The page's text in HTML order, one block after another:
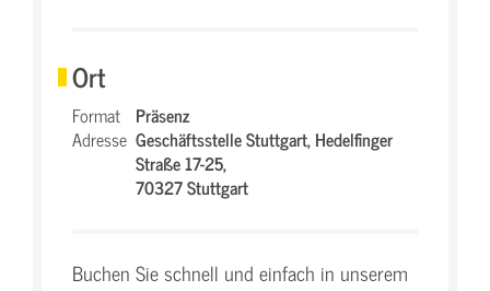
Ort
Format Präsenz
Adresse Geschäftsstelle Stuttgart,Hedelfinger
Straße 17-25,
70327 Stuttgart
Buchen Sie schnell und einfach in unserem